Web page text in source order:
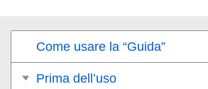
Come usare la “Guida”
Prima dell’uso